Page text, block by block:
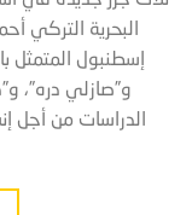
البحرية التركي
إسطنبول المتمثل
و”صازلي دره”،
الدراسات من أجل